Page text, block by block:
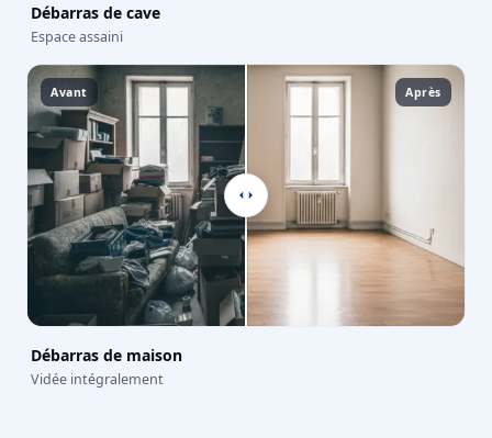
Débarras de cave
Espace assaini
Avant Après
Débarras de maison
Vidée intégralement